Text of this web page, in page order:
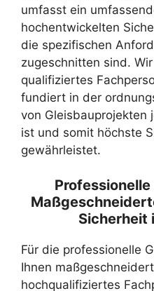
umfasst ein
hochentwickelten
die spezifischen
zugeschnitten sind.
qualifiziertes
fundiert in der
von Gleisbauprojekten
ist und somit höchste
gewährleistet.
Sicherheit
Für die professionelle
Ihnen
hochqualifiziertes